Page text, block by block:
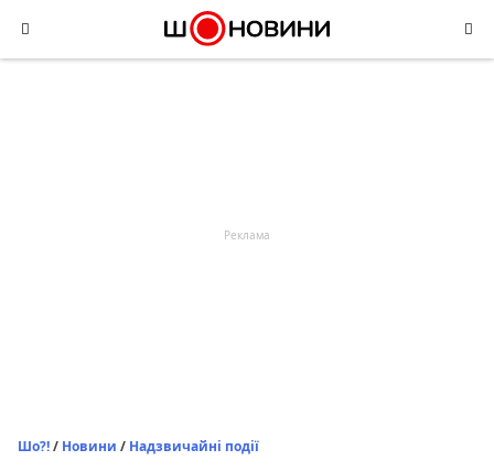
content
Шо?!/ Новини / Надзвичайні події